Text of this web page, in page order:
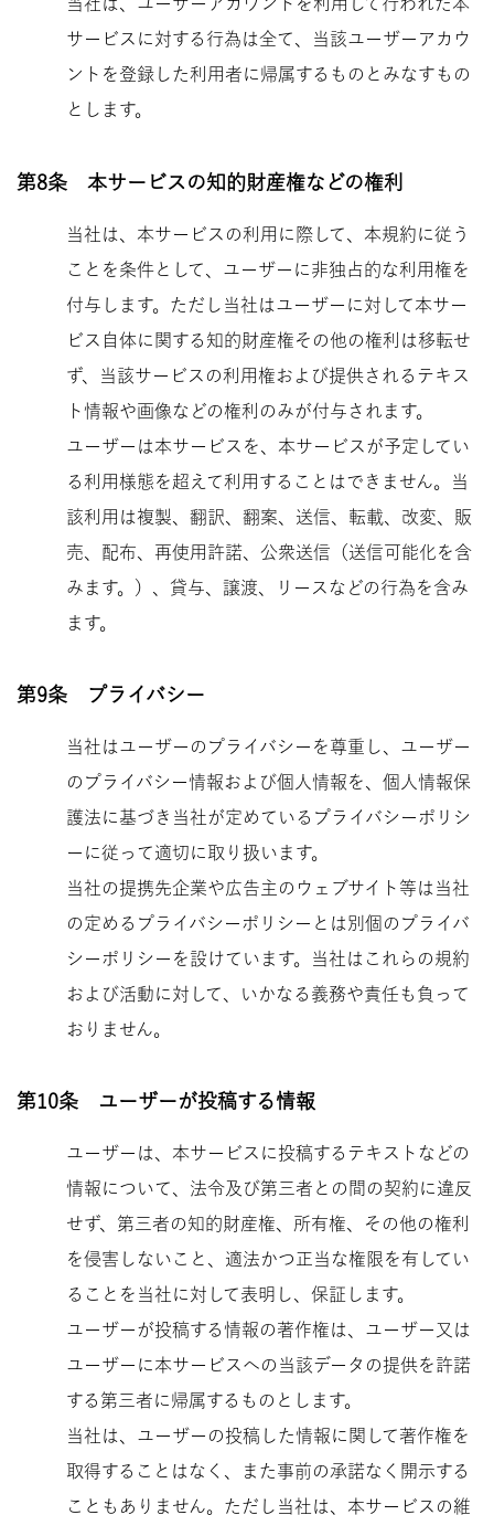
当社は、ユーザーアカウントを利用して行われた本
サービスに対する行為は全て、当該ユーザーアカウ
ントを登録した利用者に帰属するものとみなすもの
とします。
第8条 本サービスの知的財産権などの権利
当社は、本サービスの利用に際して、本規約に従う
ことを条件として、ユーザーに非独占的な利用権を
付与します。ただし当社はユーザーに対して本サー
ビス自体に関する知的財産権その他の権利は移転せ
ず、当該サービスの利用権および提供されるテキス
ト情報や画像などの権利のみが付与されます。
ユーザーは本サービスを、本サービスが予定してい
る利用様態を超えて利用することはできません。当
該利用は複製、翻訳、翻案、送信、転載、改変、販
売、配布、再使用許諾、公衆送信（送信可能化を含
みます。）、貸与、譲渡、リースなどの行為を含み
ます。
第9条 プライバシー
当社はユーザーのプライバシーを尊重し、ユーザー
のプライバシー情報および個人情報を、個人情報保
護法に基づき当社が定めているプライバシーポリシ
ーに従って適切に取り扱います。
当社の提携先企業や広告主のウェブサイト等は当社
の定めるプライバシーポリシーとは別個のプライバ
シーポリシーを設けています。当社はこれらの規約
および活動に対して、いかなる義務や責任も負って
おりません。
第10条 ユーザーが投稿する情報
ユーザーは、本サービスに投稿するテキストなどの
情報について、法令及び第三者との間の契約に違反
せず、第三者の知的財産権、所有権、その他の権利
を侵害しないこと、適法かつ正当な権限を有してい
ることを当社に対して表明し、保証します。
ユーザーが投稿する情報の著作権は、ユーザー又は
ユーザーに本サービスへの当該データの提供を許諾
する第三者に帰属するものとします。
当社は、ユーザーの投稿した情報に関して著作権を
取得することはなく、また事前の承諾なく開示する
こともありません。ただし当社は、本サービスの維